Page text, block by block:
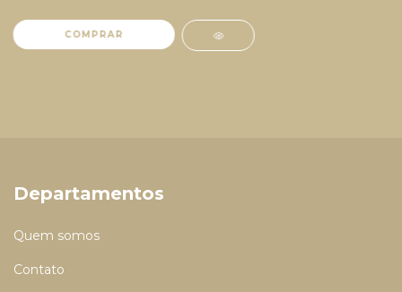
Departamentos
Quem somos
Contato